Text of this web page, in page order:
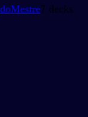
Mestre7 decks